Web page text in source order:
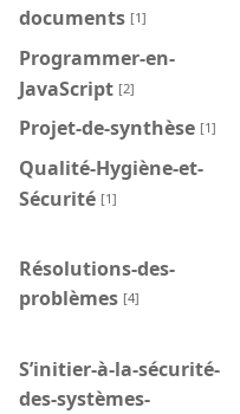
documents [1]
Programmer-en-
JavaScript [2]
Projet-de-synthèse [1]
Qualité-Hygiène-et-
Sécurité [1]
Résolutions-des-
problèmes [4]
S’initier-à-la-sécurité-
des-systèmes-